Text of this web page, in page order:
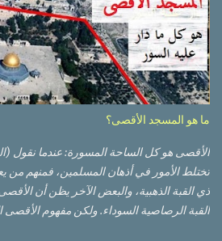
ما هو المسجد الأقصى؟
الأقصى هو كل الساحة المسورة: عندما نقول
تختلط الأمور في أذهان المسلمين، فمنهم من
ذي القبة الذهبية، والبعض الآخر يظن أن
القبة الرصاصية السوداء. ولكن مفهوم الأقصى